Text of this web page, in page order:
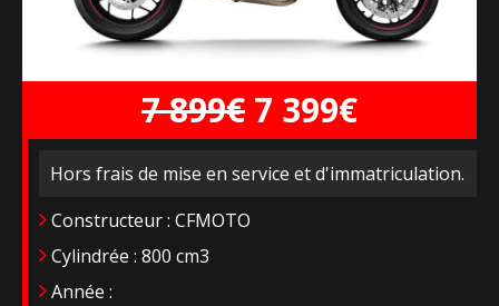
7 899€ 7 399€
Hors frais de mise en service et d'immatriculation.
Constructeur : CFMOTO
Cylindrée : 800 cm3
Année :